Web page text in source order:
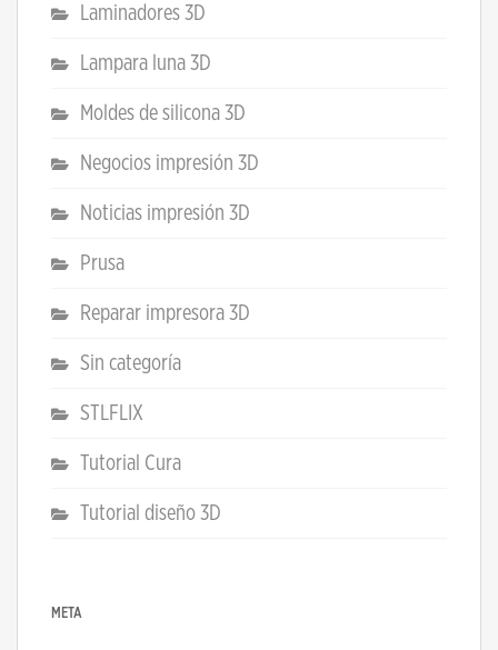
Laminadores 3D
Lampara luna 3D
Moldes de silicona 3D
Negocios impresión 3D
Noticias impresión 3D
Prusa
Reparar impresora 3D
Sin categoría
STLFLIX
Tutorial Cura
Tutorial diseño 3D
META